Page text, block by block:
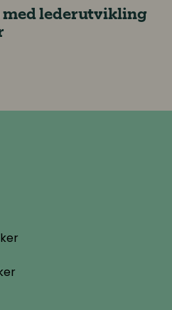
med lederutvikling